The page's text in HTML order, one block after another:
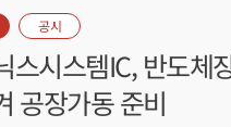
공시
스시스템IC, 반도체
공장가동 준비